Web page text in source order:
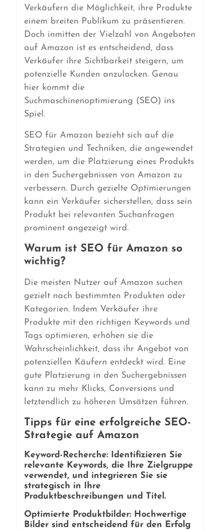
Verkäufern die Möglichkeit, ihre Produkte
einem breiten Publikum zu präsentieren.
Doch inmitten der Vielzahl von Angeboten
auf Amazon ist es entscheidend, dass
Verkäufer ihre Sichtbarkeit steigern, um
potenzielle Kunden anzulocken. Genau
hier kommt die
Suchmaschinenoptimierung (SEO) ins
Spiel.
SEO für Amazon bezieht sich auf die
Strategien und Techniken, die angewendet
werden, um die Platzierung eines Produkts
in den Suchergebnissen von Amazon zu
verbessern. Durch gezielte Optimierungen
kann ein Verkäufer sicherstellen, dass sein
Produkt bei relevanten Suchanfragen
prominent angezeigt wird.
Warum ist SEO für Amazon so
wichtig?
Die meisten Nutzer auf Amazon suchen
gezielt nach bestimmten Produkten oder
Kategorien. Indem Verkäufer ihre
Produkte mit den richtigen Keywords und
Tags optimieren, erhöhen sie die
Wahrscheinlichkeit, dass ihr Angebot von
potenziellen Käufern entdeckt wird. Eine
gute Platzierung in den Suchergebnissen
kann zu mehr Klicks, Conversions und
letztendlich zu höheren Umsätzen führen.
Tipps für eine erfolgreiche SEO-
Strategie auf Amazon
Keyword-Recherche: Identifizieren Sie
relevante Keywords, die Ihre Zielgruppe
verwendet, und integrieren Sie sie
strategisch in Ihre
Produktbeschreibungen und Titel.
Optimierte Produktbilder: Hochwertige
Bilder sind entscheidend für den Erfolg